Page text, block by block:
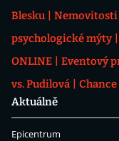
Blesku
Nemovitosti
psychologické mýty
ONLINE
Eventový
vs. Pudilová
Aktuálně
Epicentrum